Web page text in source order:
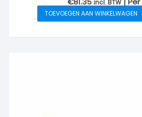
incl. BTW
TOEVOEGEN AAN WINKELWAGEN